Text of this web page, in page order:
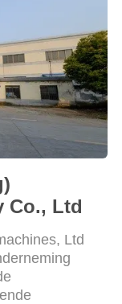
Co., Ltd
Ltd